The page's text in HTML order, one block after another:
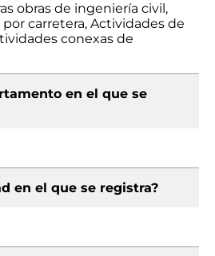
obras de ingeniería civil,
carretera, Actividades de
conexas de
en el que se
en el que se registra?